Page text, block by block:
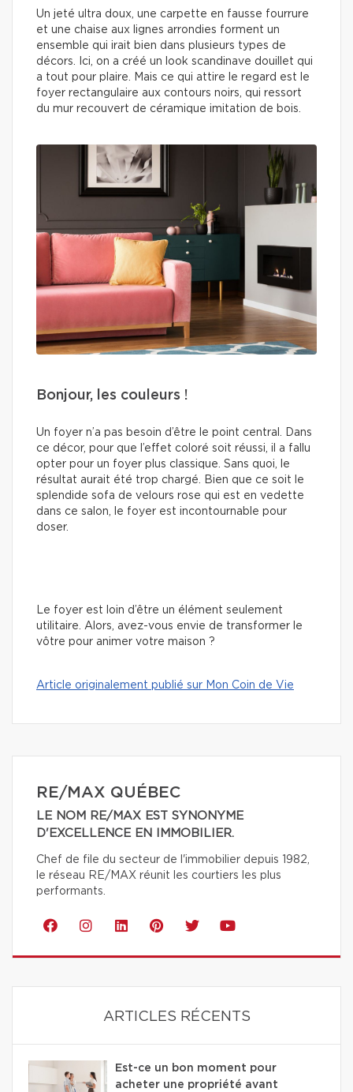
Un jeté ultra doux, une carpette en fausse fourrure
et une chaise aux lignes arrondies forment un
ensemble qui irait bien dans plusieurs types de
décors. Ici, on a créé un look scandinave douillet qui
a tout pour plaire. Mais ce qui attire le regard est le
foyer rectangulaire aux contours noirs, qui ressort
du mur recouvert de céramique imitation de bois.
Bonjour, les couleurs !
Un foyer n’a pas besoin d’être le point central. Dans
ce décor, pour que l’effet coloré soit réussi, il a fallu
opter pour un foyer plus classique. Sans quoi, le
résultat aurait été trop chargé. Bien que ce soit le
splendide sofa de velours rose qui est en vedette
dans ce salon, le foyer est incontournable pour
doser.
Le foyer est loin d’être un élément seulement
utilitaire. Alors, avez-vous envie de transformer le
vôtre pour animer votre maison ?
Article originalement publié sur Mon Coin de Vie
RE/MAX QUÉBEC
LE NOM RE/MAX EST SYNONYME
D'EXCELLENCE EN IMMOBILIER.
Chef de file du secteur de l'immobilier depuis 1982,
le réseau RE/MAX réunit les courtiers les plus
performants.
ARTICLES RÉCENTS
Est-ce un bon moment pour
acheter une propriété avant